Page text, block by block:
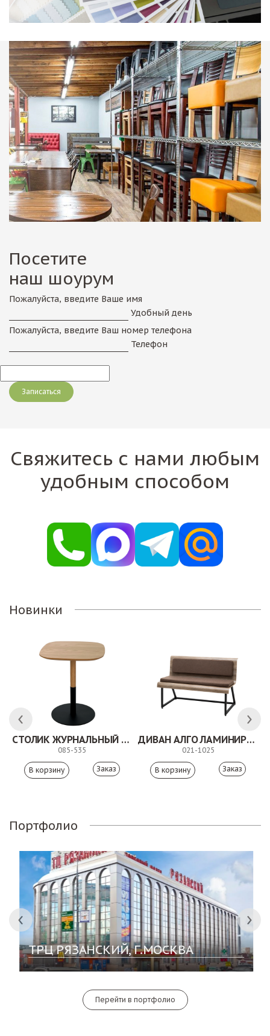
Посетите
наш шоурум
Пожалуйста, введите Ваше имя
Удобный день
Пожалуйста, введите Ваш номер телефона
Телефон
Свяжитесь с нами любым
удобным способом
Новинки
СТОЛИК ЖУРНАЛЬНЫЙ ТОЛЕДО
085-535
Заказ
ДИВАН АЛГО ЛАМИНИРОВАННЫЙ
021-1025
Заказ
Портфолио
ТРЦ РЯЗАНСКИЙ, Г.МОСКВА
Перейти в портфолио